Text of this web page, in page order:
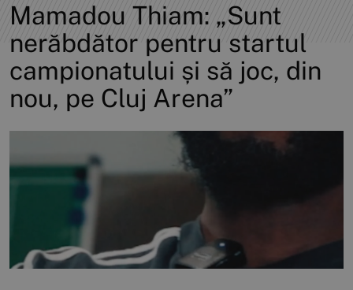
Mamadou Thiam: „Sunt
nerăbdător pentru startul
campionatului și să joc, din
nou, pe Cluj Arena”